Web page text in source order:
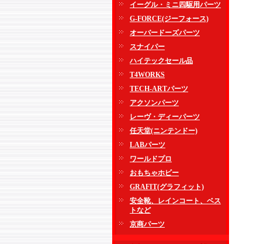
イーグル・ミニ四駆用パーツ
G-FORCE(ジーフォース)
オーバードーズパーツ
スナイパー
ハイテックセール品
T4WORKS
TECH-ARTパーツ
アクソンパーツ
レーヴ・ディーパーツ
任天堂(ニンテンドー)
LABパーツ
ワールドプロ
おもちゃホビー
GRAFIT(グラフィット)
安全靴、レインコート、ベス
トなど
京商パーツ